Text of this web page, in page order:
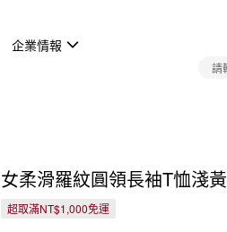
企業情報
女柔滑羅紋圓領長袖T恤淺黃
超取滿NT$1,000免運